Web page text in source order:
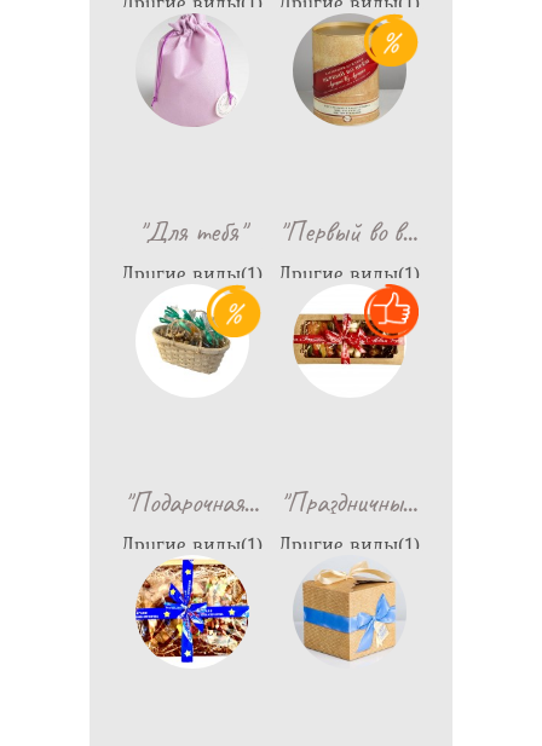
290 790
"Для тебя"
Другие виды(1)
1,199
"Первый во в…
Другие виды(1)
1,522
"Подарочная…
Другие виды(1)
1,599
"Праздничны…
Другие виды(1)
579